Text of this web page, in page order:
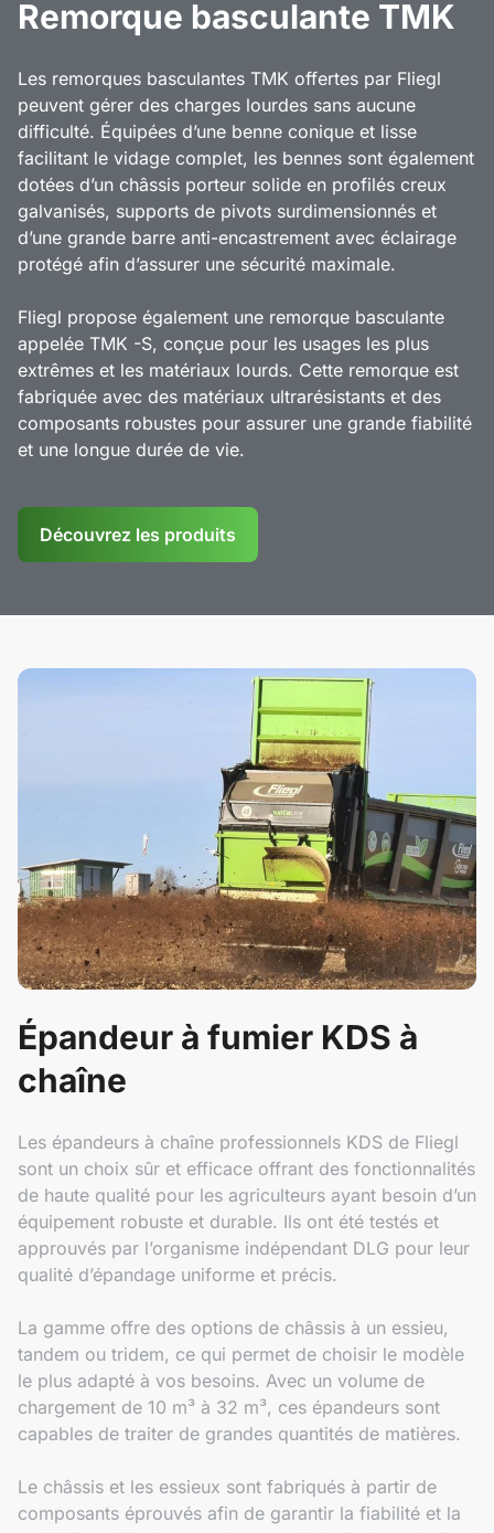
Remorque basculante TMK
Les remorques basculantes TMK offertes par Fliegl
peuvent gérer des charges lourdes sans aucune
difficulté. Équipées d’une benne conique et lisse
facilitant le vidage complet, les bennes sont également
dotées d’un châssis porteur solide en profilés creux
galvanisés, supports de pivots surdimensionnés et
d’une grande barre anti-encastrement avec éclairage
protégé afin d’assurer une sécurité maximale.
Fliegl propose également une remorque basculante
appelée TMK -S, conçue pour les usages les plus
extrêmes et les matériaux lourds. Cette remorque est
fabriquée avec des matériaux ultrarésistants et des
composants robustes pour assurer une grande fiabilité
et une longue durée de vie.
Découvrez les produits
Épandeur à fumier KDS à
chaîne
Les épandeurs à chaîne professionnels KDS de Fliegl
sont un choix sûr et efficace offrant des fonctionnalités
de haute qualité pour les agriculteurs ayant besoin d’un
équipement robuste et durable. Ils ont été testés et
approuvés par l’organisme indépendant DLG pour leur
qualité d’épandage uniforme et précis.
La gamme offre des options de châssis à un essieu,
tandem ou tridem, ce qui permet de choisir le modèle
le plus adapté à vos besoins. Avec un volume de
chargement de 10 m³ à 32 m³, ces épandeurs sont
capables de traiter de grandes quantités de matières.
Le châssis et les essieux sont fabriqués à partir de
composants éprouvés afin de garantir la fiabilité et la